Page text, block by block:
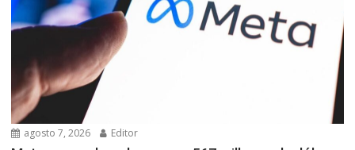
agosto 7, 2026 Editor